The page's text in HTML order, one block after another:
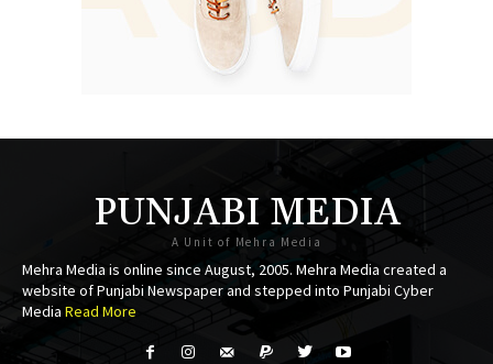
PUNJABI MEDIA
A Unit of Mehra Media
Mehra Media is online since August, 2005. Mehra Media created a
website of Punjabi Newspaper and stepped into Punjabi Cyber
Media Read More